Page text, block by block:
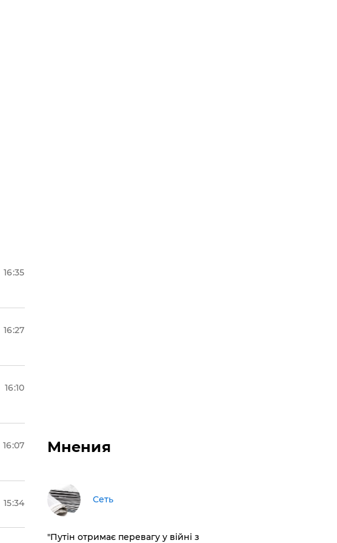
16:35
16:27
16:10
16:07
15:34
Мнения
Сеть
"Путін отримає перевагу у війні з